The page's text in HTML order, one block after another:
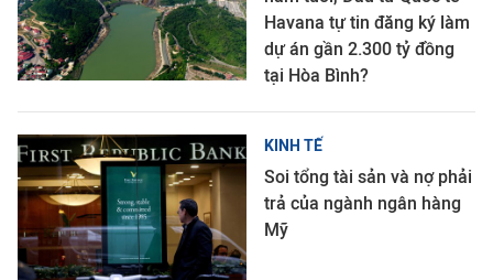
Havana tự tin đăng ký làm
dự án gần 2.300 tỷ đồng
tại Hòa Bình?
KINH TẾ
Soi tổng tài sản và nợ phải
trả của ngành ngân hàng
Mỹ